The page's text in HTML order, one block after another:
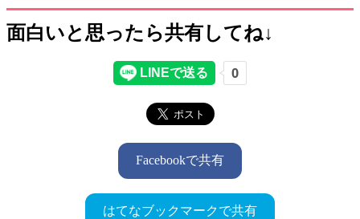
面白いと思ったら共有してね↓
Facebookで共有
はてなブックマークで共有